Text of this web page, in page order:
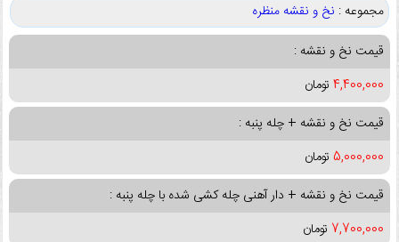
مجموعه : نخ و نقشه منظره
قیمت نخ و نقشه :
4,400,000 تومان
قیمت نخ و نقشه + چله پنبه :
5,000,000 تومان
قیمت نخ و نقشه + دار آهنی چله کشی شده با چله پنبه :
7,700,000 تومان